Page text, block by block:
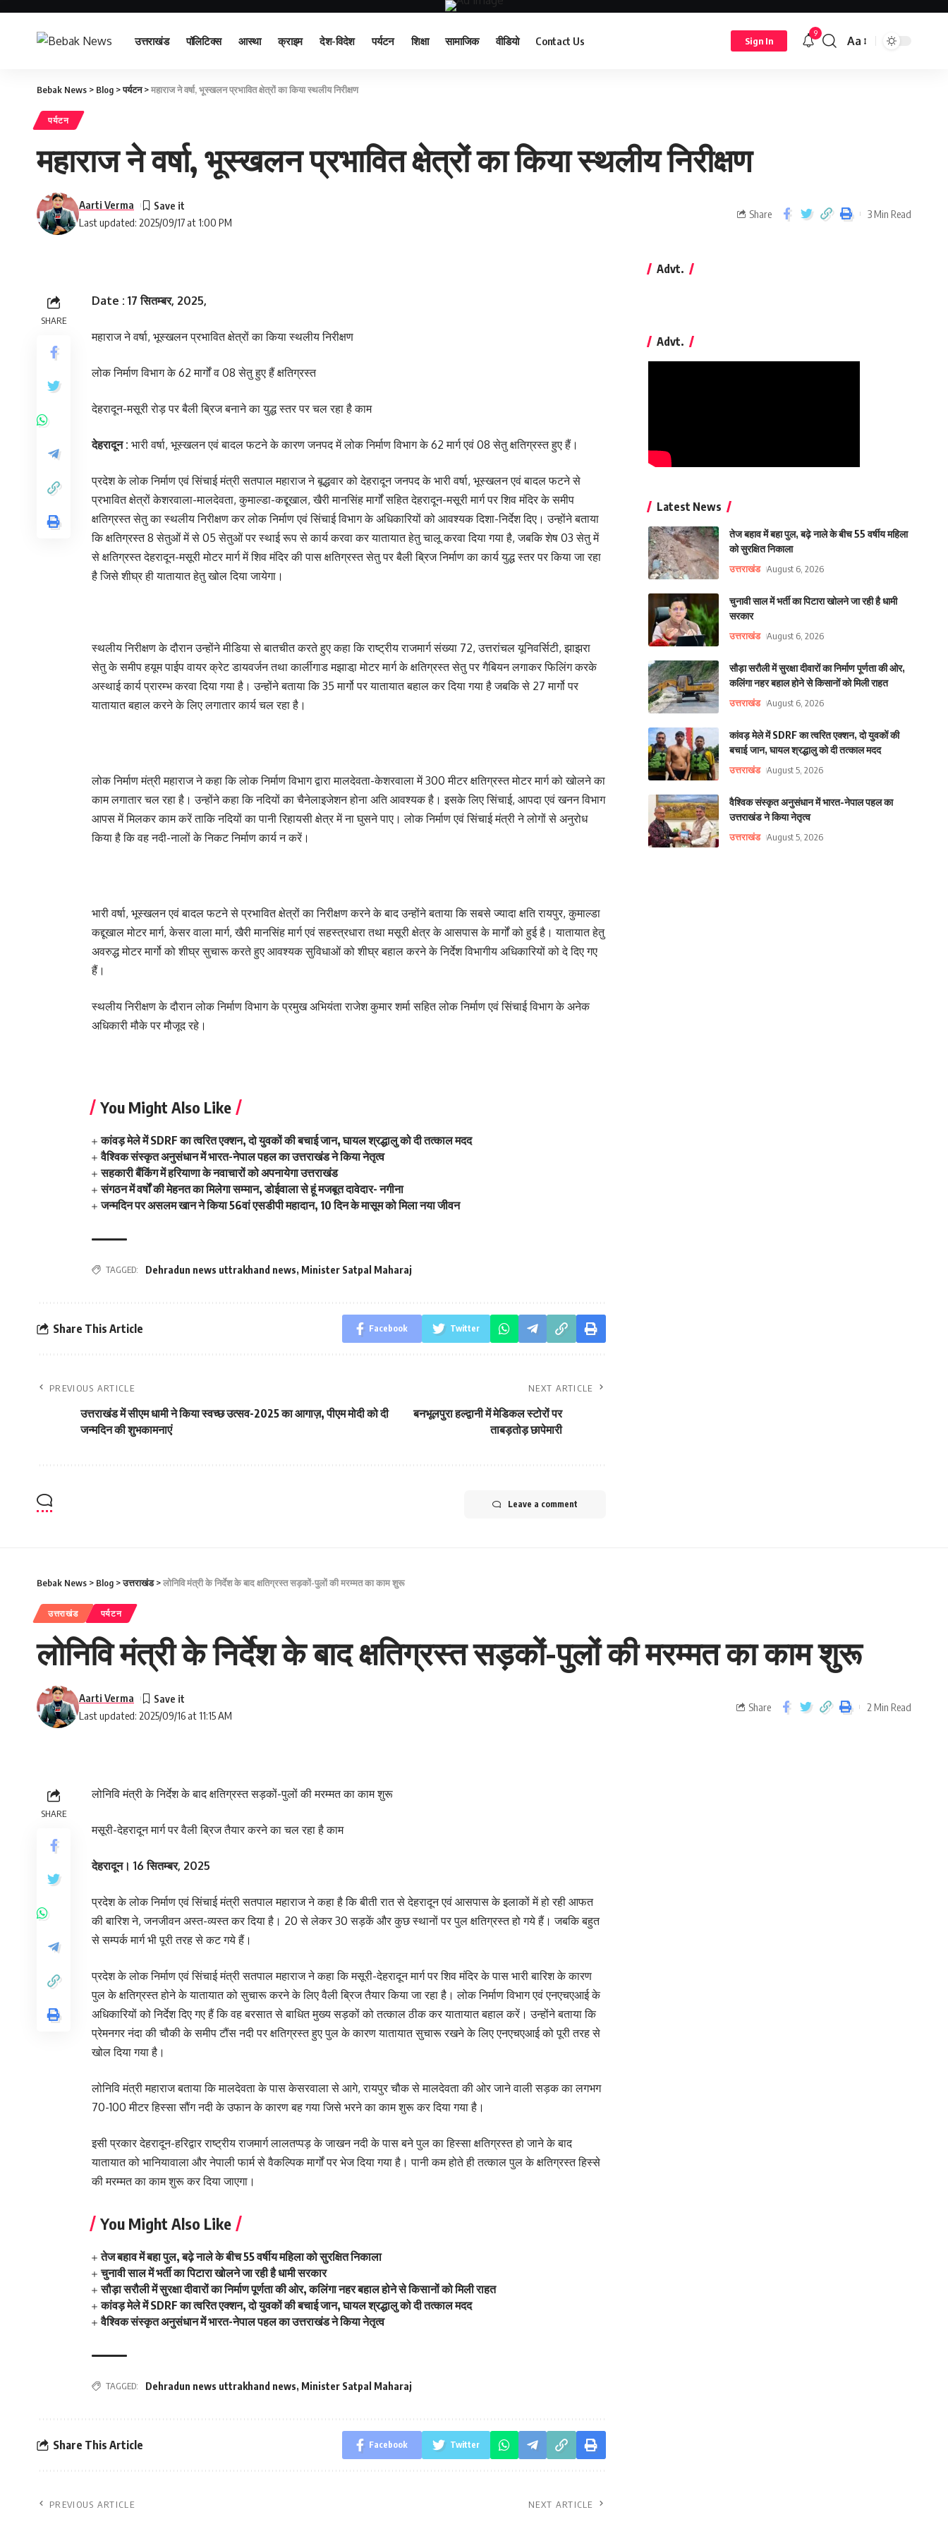
उत्तराखंड पॉलिटिक्स आस्था क्राइम देश-विदेश पर्यटन शिक्षा सामाजिक वीडियो Contact Us Sign In
9
Aa
Bebak News > Blog >पर्यटन>महाराज ने वर्षा, भूस्खलन प्रभावित क्षेत्रों का किया स्थलीय निरीक्षण
पर्यटन
महाराज ने वर्षा, भूस्खलन प्रभावित क्षेत्रों का किया स्थलीय निरीक्षण
Last updated: 2025/09/17 at 1:00 PM
Aarti Verma
Share 3 Min Read
SHARE
Date : 17 सितम्बर, 2025,
महाराज ने वर्षा, भूस्खलन प्रभावित क्षेत्रों का किया स्थलीय निरीक्षण
लोक निर्माण विभाग के 62 मार्गों व 08 सेतु हुए हैं क्षतिग्रस्त
देहरादून-मसूरी रोड़ पर बैली ब्रिज बनाने का युद्ध स्तर पर चल रहा है काम
देहरादून : भारी वर्षा, भूस्खलन एवं बादल फटने के कारण जनपद में लोक निर्माण विभाग के 62 मार्ग एवं 08 सेतु क्षतिग्रस्त हुए हैं।
प्रदेश के लोक निर्माण एवं सिंचाई मंत्री सतपाल महाराज ने बूद्धवार को देहरादून जनपद के भारी वर्षा, भूस्खलन एवं बादल फटने से
प्रभावित क्षेत्रों केशरवाला-मालदेवता, कुमाल्डा-कद्दूखाल, खैरी मानसिंह मार्गों सहित देहरादून-मसूरी मार्ग पर शिव मंदिर के समीप
क्षतिग्रस्त सेतु का स्थलीय निरीक्षण कर लोक निर्माण एवं सिंचाई विभाग के अधिकारियों को आवश्यक दिशा-निर्देश दिए। उन्होंने बताया
कि क्षतिग्रस्त 8 सेतुओं में से 05 सेतुओं पर स्थाई रूप से कार्य करवा कर यातायात हेतु चालू करवा दिया गया है, जबकि शेष 03 सेतु में
से क्षतिग्रस्त देहरादून-मसूरी मोटर मार्ग में शिव मंदिर की पास क्षतिग्रस्त सेतु पर बैली ब्रिज निर्माण का कार्य युद्ध स्तर पर किया जा रहा
है जिसे शीघ्र ही यातायात हेतु खोल दिया जायेगा।
स्थलीय निरीक्षण के दौरान उन्होंने मीडिया से बातचीत करते हुए कहा कि राष्ट्रीय राजमार्ग संख्या 72, उत्तरांचल यूनिवर्सिटी, झाझरा
सेतु के समीप हयूम पाईप वायर क्रेट डायवर्जन तथा कार्लीगाड मझाडा़ मोटर मार्ग के क्षतिग्रस्त सेतु पर गैबियन लगाकर फिलिंग करके
अस्थाई कार्य प्रारम्भ करवा दिया गया है। उन्होंने बताया कि 35 मार्गो पर यातायात बहाल कर दिया गया है जबकि से 27 मार्गो पर
यातायात बहाल करने के लिए लगातार कार्य चल रहा है।
लोक निर्माण मंत्री महाराज ने कहा कि लोक निर्माण विभाग द्वारा मालदेवता-केशरवाला में 300 मीटर क्षतिग्रस्त मोटर मार्ग को खोलने का
काम लगातार चल रहा है। उन्होंने कहा कि नदियों का चैनेलाइजेशन होना अति आवश्यक है। इसके लिए सिंचाई, आपदा एवं खनन विभाग
आपस में मिलकर काम करें ताकि नदियों का पानी रिहायसी क्षेत्र में ना घुसने पाए। लोक निर्माण एवं सिंचाई मंत्री ने लोगों से अनुरोध
किया है कि वह नदी-नालों के निकट निर्माण कार्य न करें।
भारी वर्षा, भूस्खलन एवं बादल फटने से प्रभावित क्षेत्रों का निरीक्षण करने के बाद उन्होंने बताया कि सबसे ज्यादा क्षति रायपुर, कुमाल्डा
कद्दूखाल मोटर मार्ग, केसर वाला मार्ग, खैरी मानसिंह मार्ग एवं सहस्त्रधारा तथा मसूरी क्षेत्र के आसपास के मार्गों को हुई है। यातायात हेतु
अवरुद्ध मोटर मार्गो को शीघ्र सुचारू करते हुए आवश्यक सुविधाओं को शीघ्र बहाल करने के निर्देश विभागीय अधिकारियों को दे दिए गए
हैं।
स्थलीय निरीक्षण के दौरान लोक निर्माण विभाग के प्रमुख अभियंता राजेश कुमार शर्मा सहित लोक निर्माण एवं सिंचाई विभाग के अनेक
अधिकारी मौके पर मौजूद रहे।
You Might Also Like
कांवड़ मेले में SDRF का त्वरित एक्शन, दो युवकों की बचाई जान, घायल श्रद्धालु को दी तत्काल मदद
वैश्विक संस्कृत अनुसंधान में भारत-नेपाल पहल का उत्तराखंड ने किया नेतृत्व
सहकारी बैंकिंग में हरियाणा के नवाचारों को अपनायेगा उत्तराखंड
संगठन में वर्षों की मेहनत का मिलेगा सम्मान, डोईवाला से हूं मजबूत दावेदार- नगीना
जन्मदिन पर असलम खान ने किया 56वां एसडीपी महादान, 10 दिन के मासूम को मिला नया जीवन
TAGGED: Dehradun news uttrakhand news, Minister Satpal Maharaj
Share This Article Facebook Twitter
PREVIOUS ARTICLE
उत्तराखंड में सीएम धामी ने किया स्वच्छ उत्सव-2025 का आगाज़, पीएम मोदी को दी
जन्मदिन की शुभकामनाएं
NEXT ARTICLE
बनभूलपुरा हल्द्वानी में मेडिकल स्टोरों पर
ताबड़तोड़ छापेमारी
Leave a comment
Advt.
Advt.
Latest News
तेज बहाव में बहा पुल, बढ़े नाले के बीच 55 वर्षीय महिला
को सुरक्षित निकाला
उत्तराखंड August 6, 2026
चुनावी साल में भर्ती का पिटारा खोलने जा रही है धामी
सरकार
उत्तराखंड August 6, 2026
सौड़ा सरौली में सुरक्षा दीवारों का निर्माण पूर्णता की ओर,
कलिंगा नहर बहाल होने से किसानों को मिली राहत
उत्तराखंड August 6, 2026
कांवड़ मेले में SDRF का त्वरित एक्शन, दो युवकों की
बचाई जान, घायल श्रद्धालु को दी तत्काल मदद
उत्तराखंड August 5, 2026
वैश्विक संस्कृत अनुसंधान में भारत-नेपाल पहल का
उत्तराखंड ने किया नेतृत्व
उत्तराखंड August 5, 2026
Bebak News > Blog >उत्तराखंड>लोनिवि मंत्री के निर्देश के बाद क्षतिग्रस्त सड़कों-पुलों की मरम्मत का काम शुरू
उत्तराखंड पर्यटन
लोनिवि मंत्री के निर्देश के बाद क्षतिग्रस्त सड़कों-पुलों की मरम्मत का काम शुरू
Last updated: 2025/09/16 at 11:15 AM
Aarti Verma
Share 2 Min Read
SHARE
लोनिवि मंत्री के निर्देश के बाद क्षतिग्रस्त सड़कों-पुलों की मरम्मत का काम शुरू
मसूरी-देहरादून मार्ग पर वैली ब्रिज तैयार करने का चल रहा है काम
देहरादून। 16 सितम्बर, 2025
प्रदेश के लोक निर्माण एवं सिंचाई मंत्री सतपाल महाराज ने कहा है कि बीती रात से देहरादून एवं आसपास के इलाकों में हो रही आफत
की बारिश ने, जनजीवन अस्त-व्यस्त कर दिया है। 20 से लेकर 30 सड़कें और कुछ स्थानों पर पुल क्षतिग्रस्त हो गये हैं। जबकि बहुत
से सम्पर्क मार्ग भी पूरी तरह से कट गये हैं।
प्रदेश के लोक निर्माण एवं सिंचाई मंत्री सतपाल महाराज ने कहा कि मसूरी-देहरादून मार्ग पर शिव मंदिर के पास भारी बारिश के कारण
पुल के क्षतिग्रस्त होने के यातायात को सुचारू करने के लिए वैली ब्रिज तैयार किया जा रहा है। लोक निर्माण विभाग एवं एनएचएआई के
अधिकारियों को निर्देश दिए गए हैं कि वह बरसात से बाधित मुख्य सड़कों को तत्काल ठीक कर यातायात बहाल करें। उन्होंने बताया कि
प्रेमनगर नंदा की चौकी के समीप टौंस नदी पर क्षतिग्रस्त हुए पुल के कारण यातायात सुचारू रखने के लिए एनएचएआई को पूरी तरह से
खोल दिया गया है।
लोनिवि मंत्री महाराज बताया कि मालदेवता के पास केसरवाला से आगे, रायपुर चौक से मालदेवता की ओर जाने वाली सड़क का लगभग
70-100 मीटर हिस्सा सौंग नदी के उफान के कारण बह गया जिसे भरने का काम शुरू कर दिया गया है।
इसी प्रकार देहरादून-हरिद्वार राष्ट्रीय राजमार्ग लालतप्पड़ के जाखन नदी के पास बने पुल का हिस्सा क्षतिग्रस्त हो जाने के बाद
यातायात को भानियावाला और नेपाली फार्म से वैकल्पिक मार्गों पर भेज दिया गया है। पानी कम होते ही तत्काल पुल के क्षतिग्रस्त हिस्से
की मरम्मत का काम शुरू कर दिया जाएगा।
You Might Also Like
तेज बहाव में बहा पुल, बढ़े नाले के बीच 55 वर्षीय महिला को सुरक्षित निकाला
चुनावी साल में भर्ती का पिटारा खोलने जा रही है धामी सरकार
सौड़ा सरौली में सुरक्षा दीवारों का निर्माण पूर्णता की ओर, कलिंगा नहर बहाल होने से किसानों को मिली राहत
कांवड़ मेले में SDRF का त्वरित एक्शन, दो युवकों की बचाई जान, घायल श्रद्धालु को दी तत्काल मदद
वैश्विक संस्कृत अनुसंधान में भारत-नेपाल पहल का उत्तराखंड ने किया नेतृत्व
TAGGED: Dehradun news uttrakhand news, Minister Satpal Maharaj
Share This Article Facebook Twitter
PREVIOUS ARTICLE NEXT ARTICLE